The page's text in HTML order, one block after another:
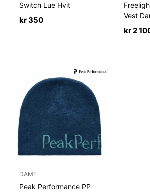
Switch Lue Hvit
kr350
Vest
kr2
DAME
Peak Performance PP